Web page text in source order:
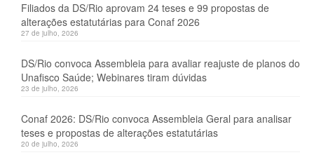
Filiados da DS/Rio aprovam 24 teses e 99 propostas de
alterações estatutárias para Conaf 2026
27 de julho, 2026
DS/Rio convoca Assembleia para avaliar reajuste de planos do
Unafisco Saúde; Webinares tiram dúvidas
23 de julho, 2026
Conaf 2026: DS/Rio convoca Assembleia Geral para analisar
teses e propostas de alterações estatutárias
20 de julho, 2026